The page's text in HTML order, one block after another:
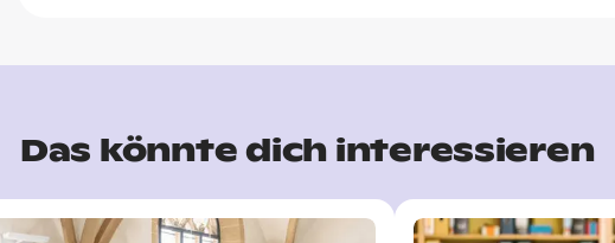
Das könnte dich interessieren